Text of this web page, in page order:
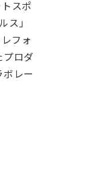
スポ
ス」
フォ
ロダ
レー